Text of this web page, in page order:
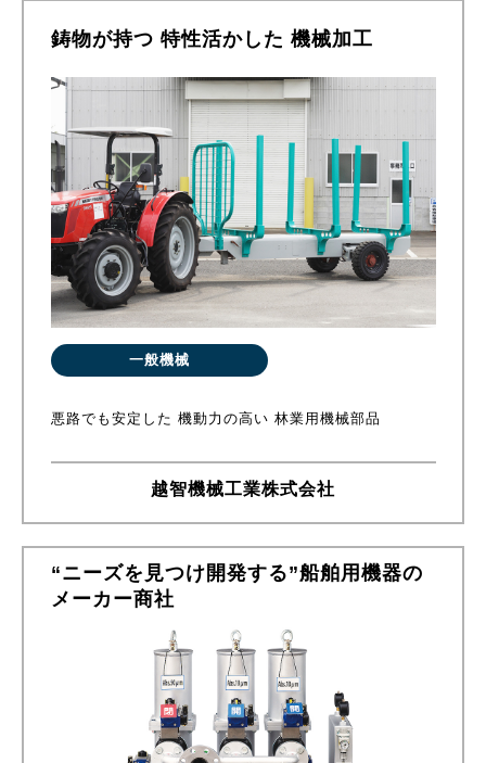
鋳物が持つ 特性活かした 機械加工
一般機械
悪路でも安定した 機動力の高い 林業用機械部品
越智機械工業株式会社
“ニーズを見つけ開発する”船舶用機器の
メーカー商社